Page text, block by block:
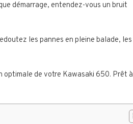
démarrage, entendez-vous un bruit
les pannes en pleine balade, les
de votre Kawasaki 650. Prêt à